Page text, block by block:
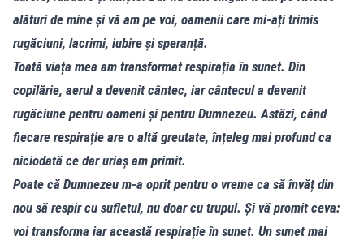
alături de mine și vă am pe voi, oamenii care mi-ați trimis
rugăciuni, lacrimi, iubire și speranță.
Toată viața mea am transformat respirația în sunet. Din
copilărie, aerul a devenit cântec, iar cântecul a devenit
rugăciune pentru oameni și pentru Dumnezeu. Astăzi, când
fiecare respirație are o altă greutate, înțeleg mai profund ca
niciodată ce dar uriaș am primit.
Poate că Dumnezeu m-a oprit pentru o vreme ca să învăț din
nou să respir cu sufletul, nu doar cu trupul. Și vă promit ceva:
voi transforma iar această respirație în sunet. Un sunet mai